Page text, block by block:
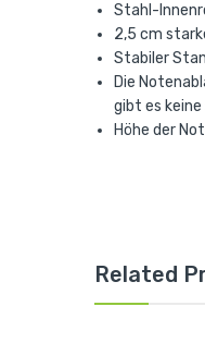
Stahl-
2,5 cm
Stabiler
Die
gibt es
Höhe der
Related